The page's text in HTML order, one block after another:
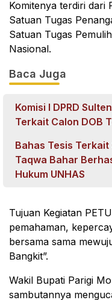
Komitenya terdiri dari
Satuan Tugas
Satuan Tugas
Nasional.
Baca Juga
Komisi I DPRD
Terkait Calon DOB
Bahas Tesis Terkait
Taqwa Bahar
Hukum UNHAS
Tujuan Kegiatan
pemahaman,
bersama sama
Bangkit”.
Wakil Bupati Parigi
sambutannya